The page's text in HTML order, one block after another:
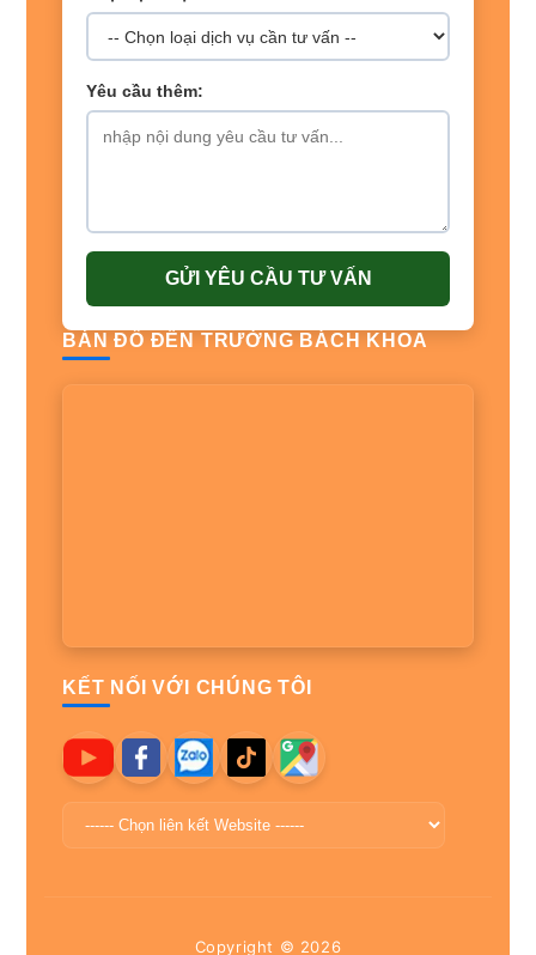
Yêu cầu thêm:
GỬI YÊU CẦU TƯ VẤN
BẢN ĐỒ ĐẾN TRƯỜNG BÁCH KHOA
KẾT NỐI VỚI CHÚNG TÔI
Copyright © 2026